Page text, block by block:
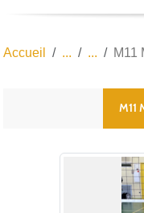
Accueil M11
M11